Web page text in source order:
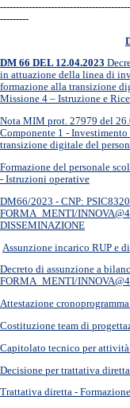
---------
DM 66 DEL 12.04.2023
in attuazione della linea di
formazione alla transizione
Missione 4 – Istruzione e
Nota MIM prot. 27979 del
Componente 1 -
transizione digitale del
Formazione del personale
- Istruzioni operative
DM66/2023 - CNP:
FORMA_MENTI/
DISSEMINAZIONE
Assunzione incarico RUP e
Decreto di assunzione a
FORMA_MENTI/INNOVA@4
Attestazione
Costituzione team di
Capitolato tecnico per
Decisione per trattativa
Trattativa diretta -